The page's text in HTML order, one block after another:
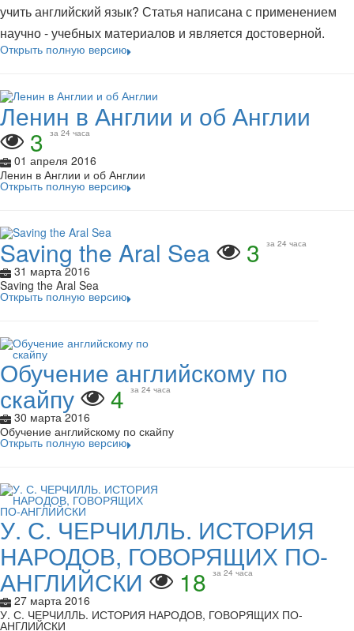
учить английский язык? Статья написана с применением
научно - учебных материалов и является достоверной.
Открыть полную версию
Ленин в Англии и об Англии
3 за 24 часа
01 апреля 2016
Ленин в Англии и об Англии
Открыть полную версию
Saving the Aral Sea 3 за 24 часа
31 марта 2016
Saving the Aral Sea
Открыть полную версию
Обучение английскому по
скайпу 4 за 24 часа
30 марта 2016
Обучение английскому по скайпу
Открыть полную версию
У. С. ЧЕРЧИЛЛЬ. ИСТОРИЯ
НАРОДОВ, ГОВОРЯЩИХ ПО-
АНГЛИЙСКИ 18 за 24 часа
27 марта 2016
У. С. ЧЕРЧИЛЛЬ. ИСТОРИЯ НАРОДОВ, ГОВОРЯЩИХ ПО-
АНГЛИЙСКИ